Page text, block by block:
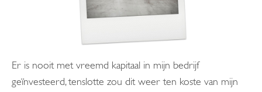
Er is nooit met vreemd kapitaal in mijn bedrijf
geïnvesteerd, tenslotte zou dit weer ten koste van mijn